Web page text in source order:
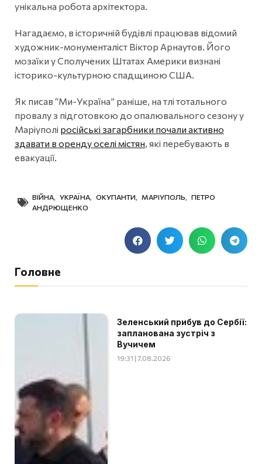
унікальна робота архітектора.
Нагадаємо, в історичній будівлі працював відомий
художник-монументаліст Віктор Арнаутов. Його
мозаїки у Сполучених Штатах Америки визнані
історико-культурною спадщиною США.
Як писав “Ми-Україна” раніше, на тлі тотального
провалу з підготовкою до опалювального сезону у
Маріуполі російські загарбники почали активно
здавати в оренду оселі містян, які перебувають в
евакуації.
ВІЙНА, УКРАЇНА, ОКУПАНТИ, МАРІУПОЛЬ, ПЕТРО
АНДРЮЩЕНКО
Головне
Зеленський прибув до Сербії:
запланована зустріч з
Вучичем
19:31 | 7.08.2026